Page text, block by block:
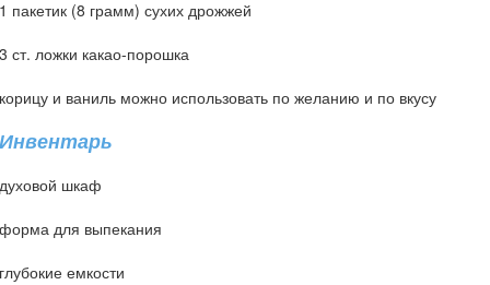
1 пакетик (8 грамм) сухих дрожжей
3 ст. ложки какао-порошка
корицу и ваниль можно использовать по желанию и по вкусу
Инвентарь
духовой шкаф
форма для выпекания
глубокие емкости